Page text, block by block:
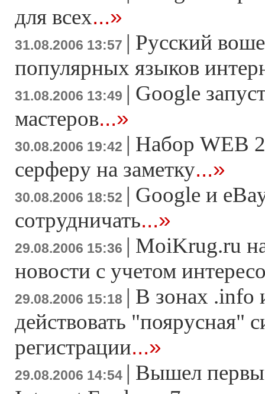
для всех...»
31.08.2006 13:57 | Русский
популярных языков
31.08.2006 13:49 | Google
мастеров...»
30.08.2006 19:42 | Набор WEB
серферу на заметку...»
30.08.2006 18:52 | Google и
сотрудничать...»
29.08.2006 15:36 | MoiKrug.ru
новости с учетом
29.08.2006 15:18 | В зонах .info
действовать "поярусная"
регистрации...»
29.08.2006 14:54 | Вышел